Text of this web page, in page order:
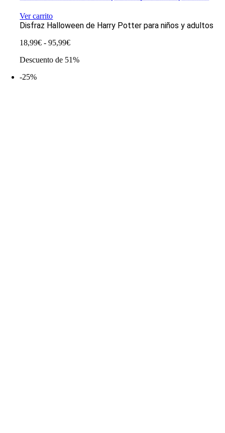
Ver carrito
Disfraz Halloween de Harry Potter para niños y adultos
18,99€ - 95,99€Rango
precios:
Descuento de 51%
-25%